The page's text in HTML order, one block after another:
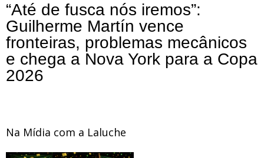
“Até de fusca nós iremos”:
Guilherme Martín vence
fronteiras, problemas mecânicos
e chega a Nova York para a Copa
2026
Na Mídia com a Laluche